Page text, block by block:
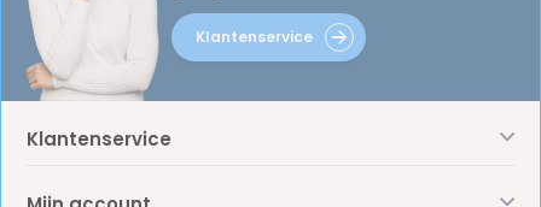
Klantenservice
Klantenservice